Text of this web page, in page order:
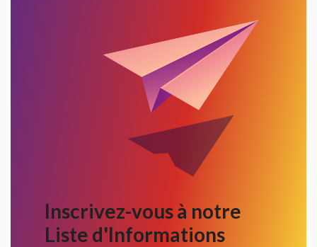
Inscrivez-vous à notre
Liste d'Informations